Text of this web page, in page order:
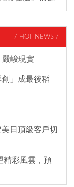
/ HOT NEWS /
峻現實
」成最後稻
日頂級客戶切
精彩風雲，預